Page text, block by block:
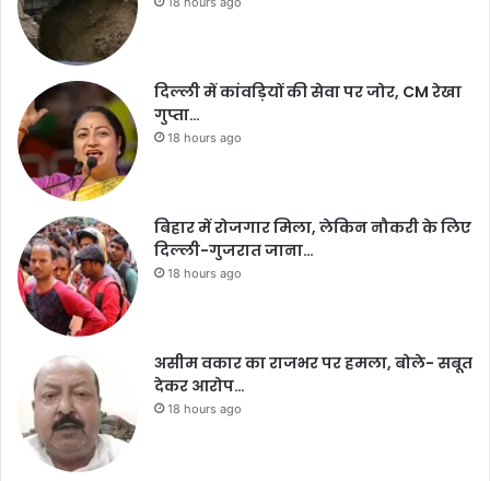
दिल्ली में कांवड़ियों की सेवा पर जोर, CM रेखा
गुप्ता…
18 hours ago
बिहार में रोजगार मिला, लेकिन नौकरी के लिए
दिल्ली-गुजरात जाना…
18 hours ago
असीम वकार का राजभर पर हमला, बोले- सबूत
देकर आरोप…
18 hours ago